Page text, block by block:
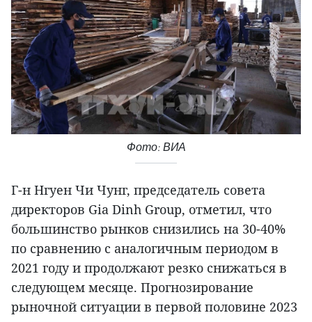
Фото: ВИА
Г-н Нгуен Чи Чунг, председатель совета
директоров Gia Dinh Group, отметил, что
большинство рынков снизились на 30-40%
по сравнению с аналогичным периодом в
2021 году и продолжают резко снижаться в
следующем месяце. Прогнозирование
рыночной ситуации в первой половине 2023